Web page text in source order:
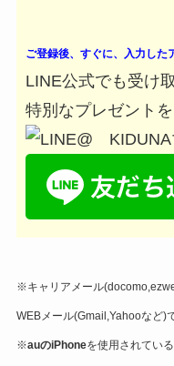
ご登録後、すぐに、入力した
LINE公式でも受け
特別なプレゼント
※キャリアメール
WEBメール(Gmail,Yahooなど)
※auのiPhoneを使用されてい